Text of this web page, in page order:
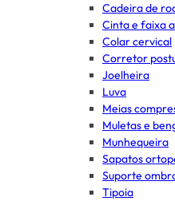
Cadeira de
Cinta e faixa
Colar cervical
Corretor
Joelheira
Luva
Meias
Muletas e
Munhequeira
Sapatos
Suporte
Tipoia